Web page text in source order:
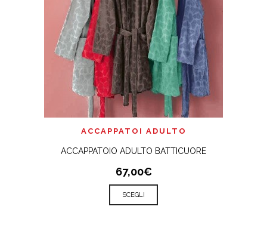
ACCAPPATOI ADULTO
ACCAPPATOIO ADULTO BATTICUORE
67,00€
SCEGLI